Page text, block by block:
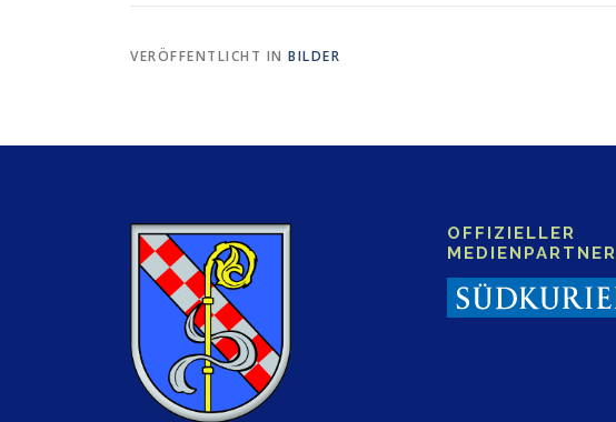
VERÖFFENTLICHT IN BILDER
OFFIZIELLER
MEDIENPARTNER